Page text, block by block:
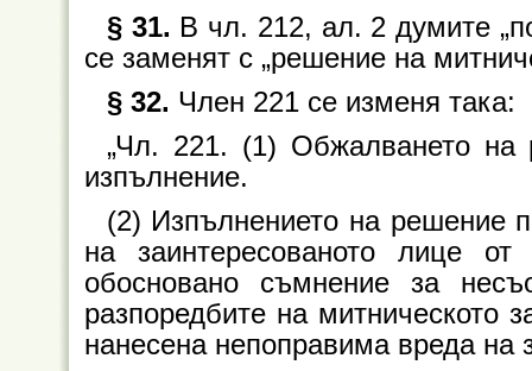
§ 31. В чл. 212, ал. 2 думите
се заменят с „решение на
§ 32. Член 221 се изменя така:
„Чл. 221. (1) Обжалването на
изпълнение.
(2) Изпълнението на решение
на заинтересованото лице
обосновано съмнение за
разпоредбите на митническото
нанесена непоправима вреда на